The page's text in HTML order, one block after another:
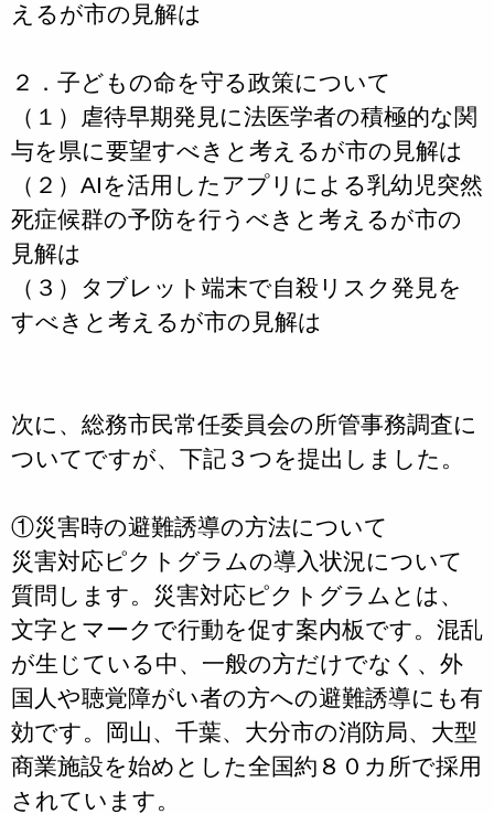
えるが市の見解は
２．子どもの命を守る政策について
（１）虐待早期発見に法医学者の積極的な関
与を県に要望すべきと考えるが市の見解は
（２）AIを活用したアプリによる乳幼児突然
死症候群の予防を行うべきと考えるが市の
見解は
（３）タブレット端末で自殺リスク発見を
すべきと考えるが市の見解は
次に、総務市民常任委員会の所管事務調査に
ついてですが、下記３つを提出しました。
①災害時の避難誘導の方法について
災害対応ピクトグラムの導入状況について
質問します。災害対応ピクトグラムとは、
文字とマークで行動を促す案内板です。混乱
が生じている中、一般の方だけでなく、外
国人や聴覚障がい者の方への避難誘導にも有
効です。岡山、千葉、大分市の消防局、大型
商業施設を始めとした全国約８０カ所で採用
されています。